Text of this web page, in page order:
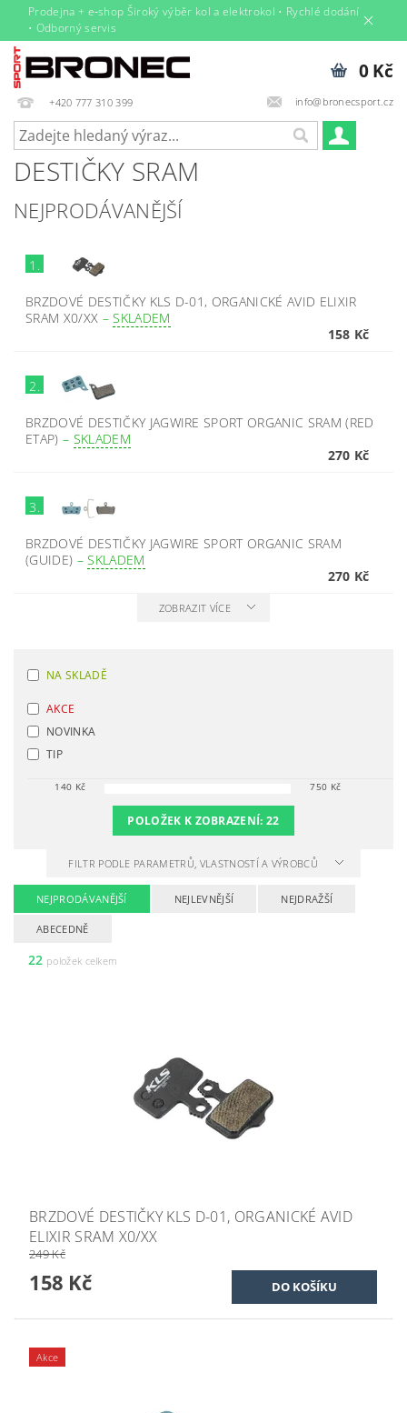
Prodejna + e‑shop Široký výběr kol a elektrokol • Rychlé dodání
• Odborný servis
+420 777 310 399 info@bronecsport.cz
0 Kč
DESTIČKY SRAM
NEJPRODÁVANĚJŠÍ
1.
BRZDOVÉ DESTIČKY KLS D-01, ORGANICKÉ AVID ELIXIR
SRAM X0/XX – SKLADEM
158 Kč
2.
BRZDOVÉ DESTIČKY JAGWIRE SPORT ORGANIC SRAM (RED
ETAP)– SKLADEM
270 Kč
3.
BRZDOVÉ DESTIČKY JAGWIRE SPORT ORGANIC SRAM
(GUIDE) – SKLADEM
270 Kč
ZOBRAZIT VÍCE
NA SKLADĚ
AKCE
NOVINKA
TIP
140 Kč 750 Kč
POLOŽEK K ZOBRAZENÍ:22
FILTR PODLE PARAMETRŮ, VLASTNOSTÍ A VÝROBCŮ
NEJPRODÁVANĚJŠÍ NEJLEVNĚJŠÍ NEJDRAŽŠÍ
ABECEDNĚ
22 položek celkem
BRZDOVÉ DESTIČKY KLS D-01, ORGANICKÉ AVID
ELIXIR SRAM X0/XX
249 Kč
158 Kč
Akce